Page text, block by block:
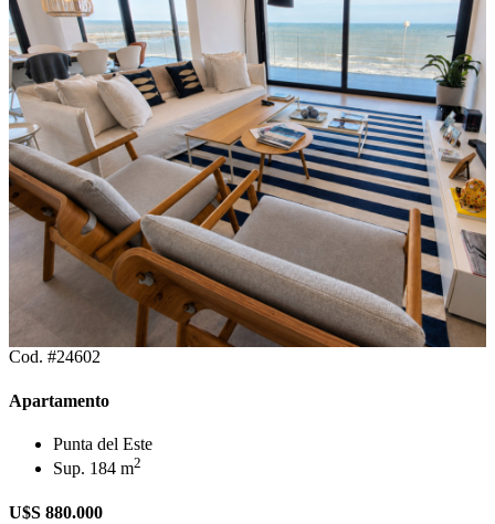
Cod. #24602
Apartamento
Punta del Este
Sup. 184 m2
U$S 880.000